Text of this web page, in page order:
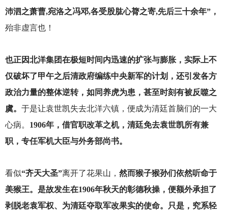
沛泗之萧曹,宛洛之冯邓,各受股肱心膂之寄,先后三十余年”，
殆非虚言也！
也正因北洋集团在极短时间内迅速的扩张与膨胀，实际上不
仅破坏了甲午之后清政府编练中央新军的计划，还引发各方
政治力量的整体逆转，如同养虎为患，甚至时刻有被反噬之
虞。 于是让袁世凯失去北洋六镇，便成为清廷首脑们的一大
心病。 1906年，借官职改革之机，清廷免去袁世凯所有兼
职，专任军机大臣与外务部尚书。
看似“齐天大圣”离开了花果山， 然而猴子猴孙们依然听命于
美猴王。是故发生在1906年秋天的彰德秋操，便额外承担了
剥脱老袁军权、为清廷夺取军改果实的使命。只是，究系轻